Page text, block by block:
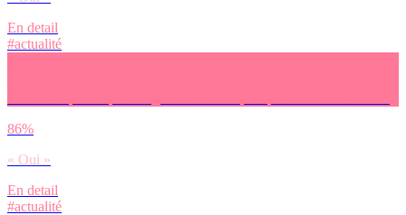
En detail
#actualité
86%
« Oui »
En detail
#actualité